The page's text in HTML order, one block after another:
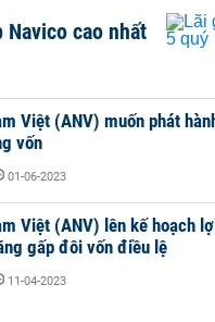
Navico cao nhất
Việt (ANV) muốn phát
vốn
01-06-2023
Việt (ANV) lên kế hoạch
gấp đôi vốn điều lệ
11-04-2023